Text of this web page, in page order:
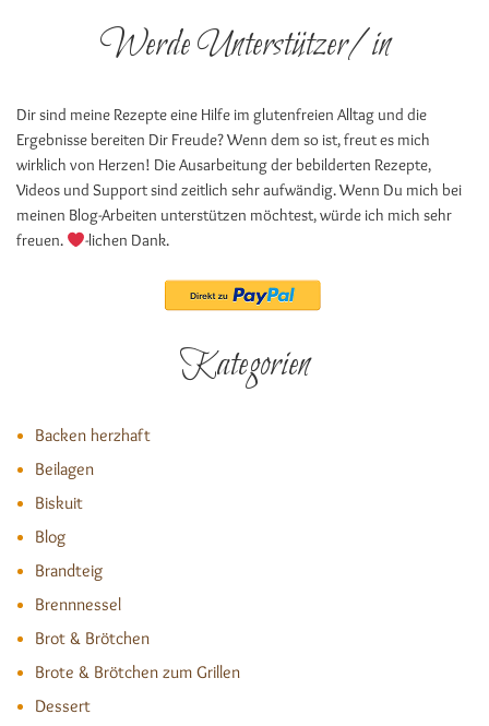
Werde Unterstützer/in
Dir sind meine Rezepte eine Hilfe im glutenfreien Alltag und die
Ergebnisse bereiten Dir Freude? Wenn dem so ist, freut es mich
wirklich von Herzen! Die Ausarbeitung der bebilderten Rezepte,
Videos und Support sind zeitlich sehr aufwändig. Wenn Du mich bei
meinen Blog-Arbeiten unterstützen möchtest, würde ich mich sehr
freuen.
-lichen Dank.
Kategorien
Backen herzhaft
Beilagen
Biskuit
Blog
Brandteig
Brennnessel
Brot & Brötchen
Brote & Brötchen zum Grillen
Dessert